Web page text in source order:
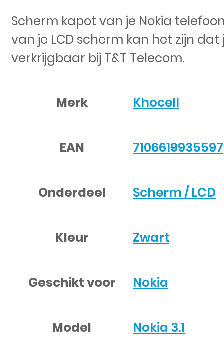
Scherm kapot van je Nokia
van je LCD scherm kan het zijn
verkrijgbaar bij T&T Telecom.
Merk Khocell
EAN 7106619935597
Onderdeel Scherm / LCD
Kleur Zwart
Geschikt voor Nokia
Model Nokia 3.1